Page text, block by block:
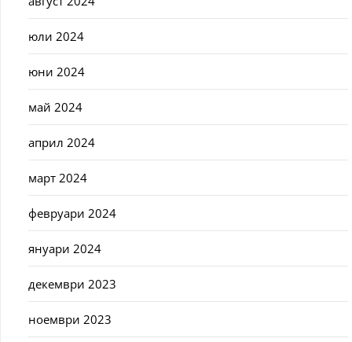
юли 2024
юни 2024
май 2024
април 2024
март 2024
февруари 2024
януари 2024
декември 2023
ноември 2023